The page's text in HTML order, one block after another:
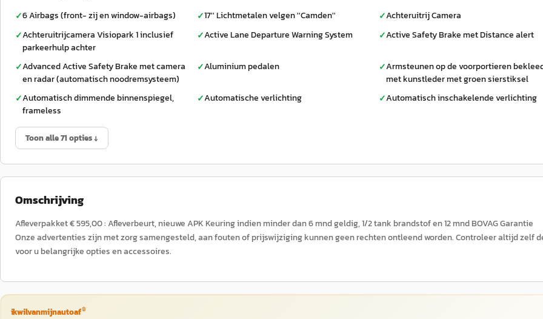
✓6 Airbags (front- zij en window-airbags) ✓17'' Lichtmetalen velgen ''Camden'' ✓Achteruitrij Camera
✓Achteruitrijcamera Visiopark 1 inclusief
parkeerhulp achter
✓Active Lane Departure Warning System ✓Active Safety Brake met Distance alert
✓Advanced Active Safety Brake met camera
en radar (automatisch noodremsysteem)
✓Aluminium pedalen ✓Armsteunen op de voorportieren
met kunstleder met groen sierstiksel
✓Automatisch dimmende binnenspiegel,
frameless
✓Automatische verlichting ✓Automatisch inschakelende verlichting
Toon alle 71 opties ↓
Omschrijving
Afleverpakket € 595,00 : Afleverbeurt, nieuwe APK Keuring indien minder dan 6 mnd geldig, 1/2 tank brandstof en 12 mnd BOVAG Garantie
Onze advertenties zijn met zorg samengesteld, aan fouten of prijswijziging kunnen geen rechten ontleend worden. Controleer altijd zelf
voor u belangrijke opties en accessoires.
ikwilvanmijnautoaf®